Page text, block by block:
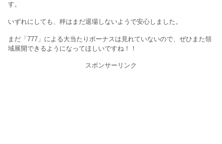
す。
いずれにしても、秤はまだ退場しないようで安心しました。
まだ「777」による大当たりボーナスは見れていないので、ぜひまた領
域展開できるようになってほしいですね！！
スポンサーリンク